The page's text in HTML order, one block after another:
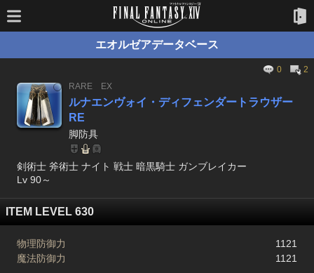
エオルゼアデータベース
0
2
RARE
EX
ルナエンヴォイ・ディフェンダートラウザー
RE
脚防具
剣術士 斧術士 ナイト 戦士 暗黒騎士 ガンブレイカー
Lv 90～
ITEM LEVEL 630
物理防御力
1121
魔法防御力
1121